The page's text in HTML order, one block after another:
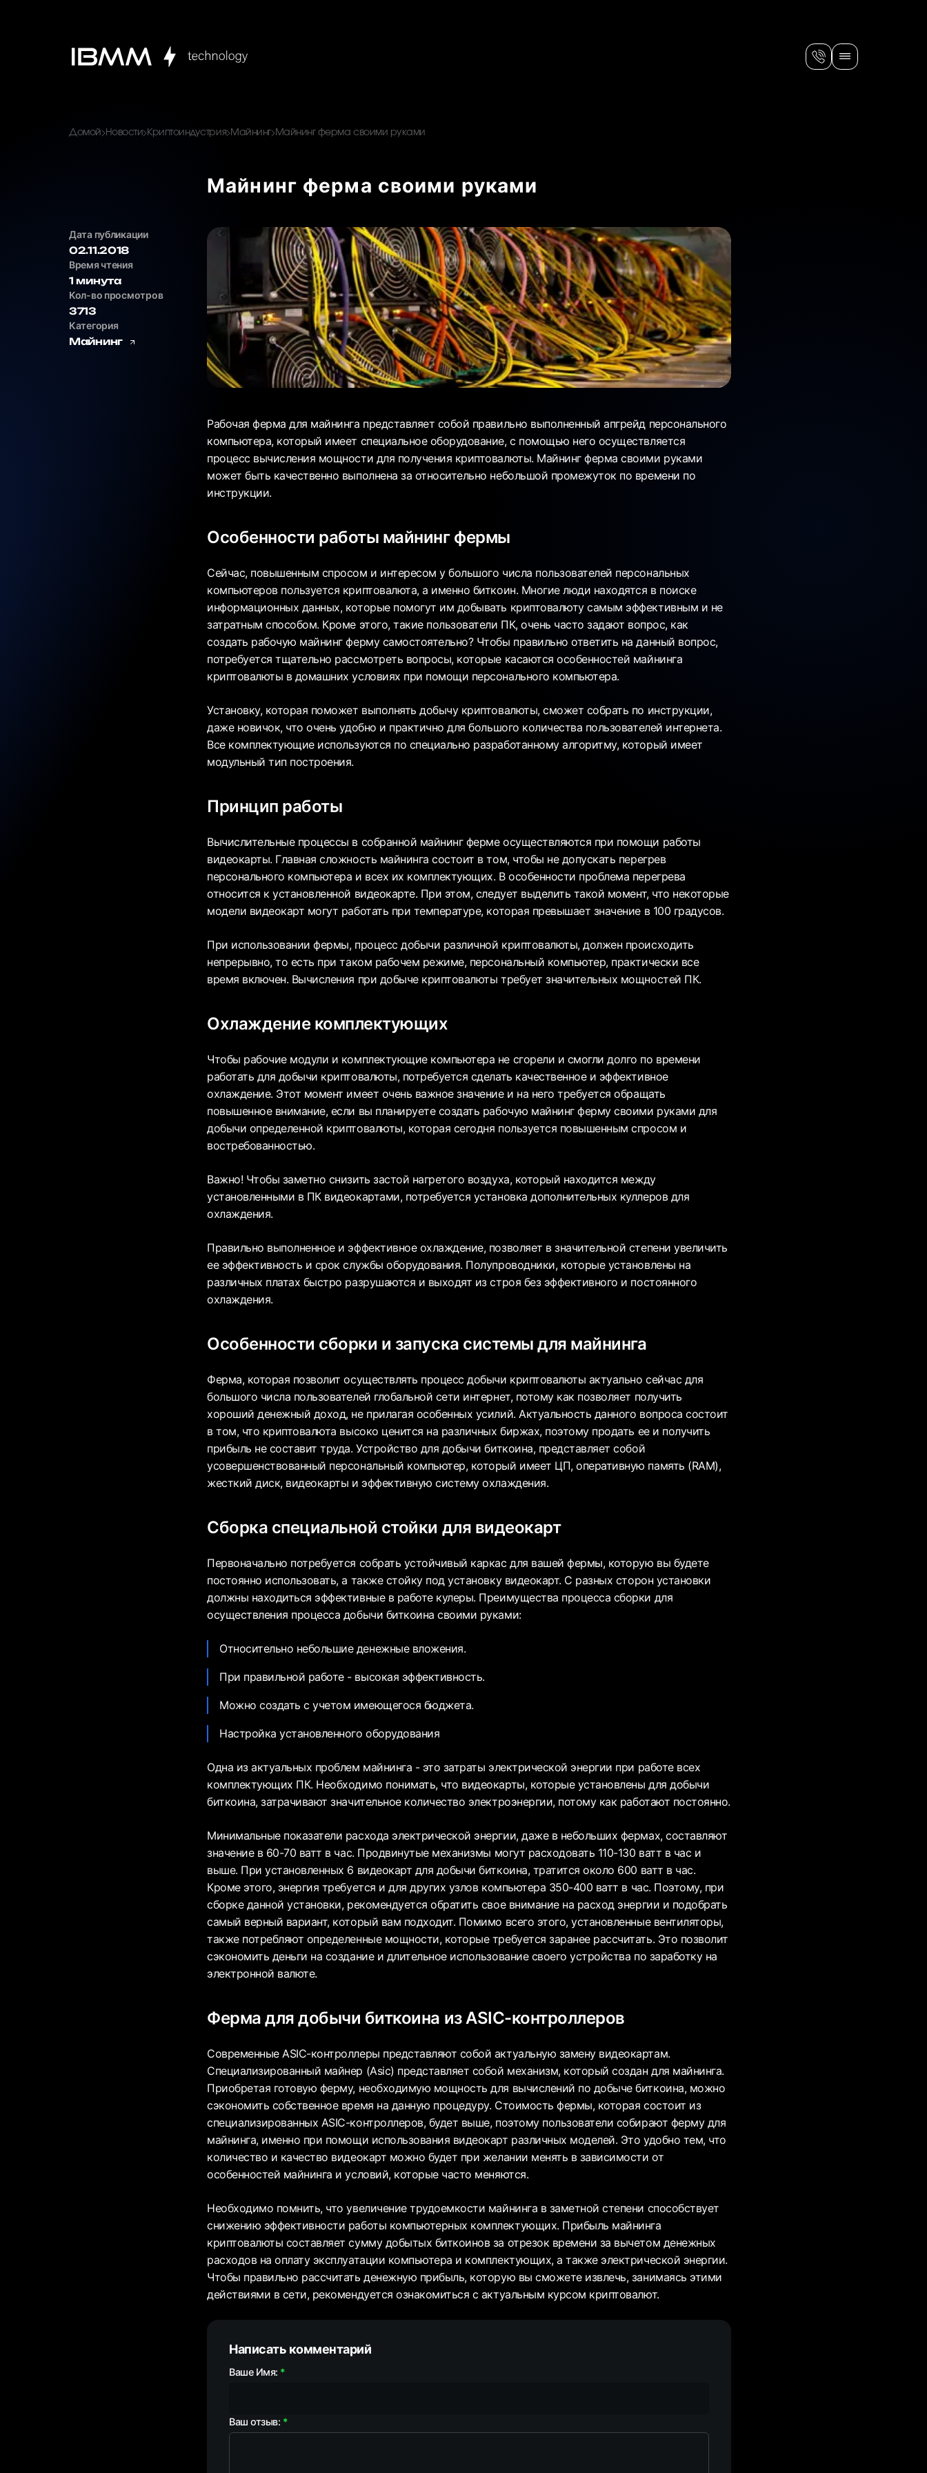
Домой Новости Криптоиндустрия Майнинг Майнинг ферма своими руками
Майнинг ферма своими руками
Дата публикации
02.11.2018
Время чтения
1 минута
Кол-во просмотров
3713
Категория
Майнинг
Рабочая ферма для майнинга представляет собой правильно выполненный апгрейд персонального
компьютера, который имеет специальное оборудование, с помощью него осуществляется
процесс вычисления мощности для получения криптовалюты. Майнинг ферма своими руками
может быть качественно выполнена за относительно небольшой промежуток по времени по
инструкции.
Особенности работы майнинг фермы
Сейчас, повышенным спросом и интересом у большого числа пользователей персональных
компьютеров пользуется криптовалюта, а именно биткоин. Многие люди находятся в поиске
информационных данных, которые помогут им добывать криптовалюту самым эффективным и не
затратным способом. Кроме этого, такие пользователи ПК, очень часто задают вопрос, как
создать рабочую майнинг ферму самостоятельно? Чтобы правильно ответить на данный вопрос,
потребуется тщательно рассмотреть вопросы, которые касаются особенностей майнинга
криптовалюты в домашних условиях при помощи персонального компьютера.
Установку, которая поможет выполнять добычу криптовалюты, сможет собрать по инструкции,
даже новичок, что очень удобно и практично для большого количества пользователей интернета.
Все комплектующие используются по специально разработанному алгоритму, который имеет
модульный тип построения.
Принцип работы
Вычислительные процессы в собранной майнинг ферме осуществляются при помощи работы
видеокарты. Главная сложность майнинга состоит в том, чтобы не допускать перегрев
персонального компьютера и всех их комплектующих. В особенности проблема перегрева
относится к установленной видеокарте. При этом, следует выделить такой момент, что некоторые
модели видеокарт могут работать при температуре, которая превышает значение в 100 градусов.
При использовании фермы, процесс добычи различной криптовалюты, должен происходить
непрерывно, то есть при таком рабочем режиме, персональный компьютер, практически все
время включен. Вычисления при добыче криптовалюты требует значительных мощностей ПК.
Охлаждение комплектующих
Чтобы рабочие модули и комплектующие компьютера не сгорели и смогли долго по времени
работать для добычи криптовалюты, потребуется сделать качественное и эффективное
охлаждение. Этот момент имеет очень важное значение и на него требуется обращать
повышенное внимание, если вы планируете создать рабочую майнинг ферму своими руками для
добычи определенной криптовалюты, которая сегодня пользуется повышенным спросом и
востребованностью.
Важно! Чтобы заметно снизить застой нагретого воздуха, который находится между
установленными в ПК видеокартами, потребуется установка дополнительных куллеров для
охлаждения.
Правильно выполненное и эффективное охлаждение, позволяет в значительной степени увеличить
ее эффективность и срок службы оборудования. Полупроводники, которые установлены на
различных платах быстро разрушаются и выходят из строя без эффективного и постоянного
охлаждения.
Особенности сборки и запуска системы для майнинга
Ферма, которая позволит осуществлять процесс добычи криптовалюты актуально сейчас для
большого числа пользователей глобальной сети интернет, потому как позволяет получить
хороший денежный доход, не прилагая особенных усилий. Актуальность данного вопроса состоит
в том, что криптовалюта высоко ценится на различных биржах, поэтому продать ее и получить
прибыль не составит труда. Устройство для добычи биткоина, представляет собой
усовершенствованный персональный компьютер, который имеет ЦП, оперативную память (RAM),
жесткий диск, видеокарты и эффективную систему охлаждения.
Сборка специальной стойки для видеокарт
Первоначально потребуется собрать устойчивый каркас для вашей фермы, которую вы будете
постоянно использовать, а также стойку под установку видеокарт. С разных сторон установки
должны находиться эффективные в работе кулеры. Преимущества процесса сборки для
осуществления процесса добычи биткоина своими руками:
Относительно небольшие денежные вложения.
При правильной работе - высокая эффективность.
Можно создать с учетом имеющегося бюджета.
Настройка установленного оборудования
Одна из актуальных проблем майнинга - это затраты электрической энергии при работе всех
комплектующих ПК. Необходимо понимать, что видеокарты, которые установлены для добычи
биткоина, затрачивают значительное количество электроэнергии, потому как работают постоянно.
Минимальные показатели расхода электрической энергии, даже в небольших фермах, составляют
значение в 60-70 ватт в час. Продвинутые механизмы могут расходовать 110-130 ватт в час и
выше. При установленных 6 видеокарт для добычи биткоина, тратится около 600 ватт в час.
Кроме этого, энергия требуется и для других узлов компьютера 350-400 ватт в час. Поэтому, при
сборке данной установки, рекомендуется обратить свое внимание на расход энергии и подобрать
самый верный вариант, который вам подходит. Помимо всего этого, установленные вентиляторы,
также потребляют определенные мощности, которые требуется заранее рассчитать. Это позволит
сэкономить деньги на создание и длительное использование своего устройства по заработку на
электронной валюте.
Ферма для добычи биткоина из ASIC-контроллеров
Современные ASIC-контроллеры представляют собой актуальную замену видеокартам.
Специализированный майнер (Asic) представляет собой механизм, который создан для майнинга.
Приобретая готовую ферму, необходимую мощность для вычислений по добыче биткоина, можно
сэкономить собственное время на данную процедуру. Стоимость фермы, которая состоит из
специализированных ASIC-контроллеров, будет выше, поэтому пользователи собирают ферму для
майнинга, именно при помощи использования видеокарт различных моделей. Это удобно тем, что
количество и качество видеокарт можно будет при желании менять в зависимости от
особенностей майнинга и условий, которые часто меняются.
Необходимо помнить, что увеличение трудоемкости майнинга в заметной степени способствует
снижению эффективности работы компьютерных комплектующих. Прибыль майнинга
криптовалюты составляет сумму добытых биткоинов за отрезок времени за вычетом денежных
расходов на оплату эксплуатации компьютера и комплектующих, а также электрической энергии.
Чтобы правильно рассчитать денежную прибыль, которую вы сможете извлечь, занимаясь этими
действиями в сети, рекомендуется ознакомиться с актуальным курсом криптовалют.
Написать комментарий
Ваше Имя:
Ваш отзыв: